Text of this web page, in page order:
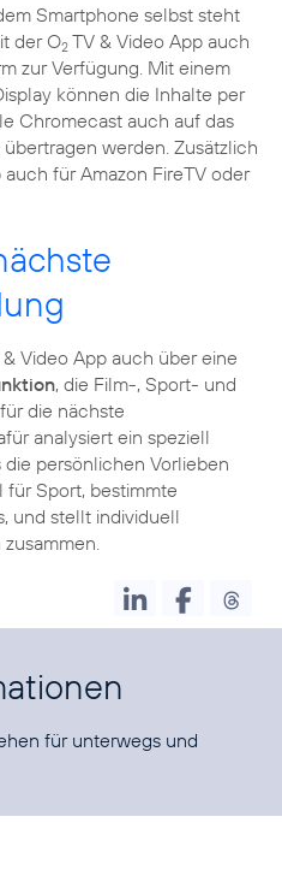
Smartphone selbst steht
der O2 TV & Video App auch
zur Verfügung. Mit einem
können die Inhalte per
Chromecast auch auf das
übertragen werden. Zusätzlich
auch für Amazon FireTV oder
& Video App auch über eine
, die Film-, Sport- und
für die nächste
analysiert ein speziell
persönlichen Vorlieben
für Sport, bestimmte
und stellt individuell
für unterwegs und